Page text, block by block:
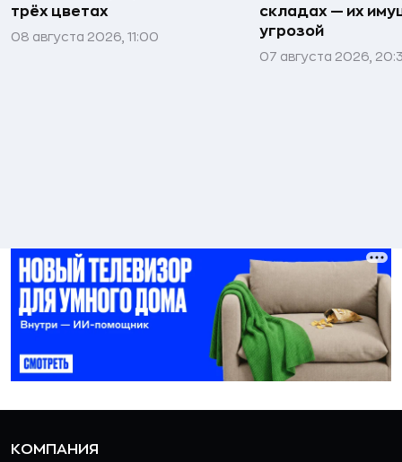
трёх цветах
08 августа 2026, 11:00
складах — их
угрозой
07 августа 2026,
КОМПАНИЯ